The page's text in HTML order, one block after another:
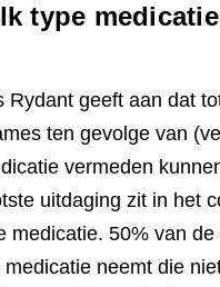
type
Rydant geeft aan dat
ten gevolge van
vermeden
uitdaging zit in het
medicatie. 50% van de
neemt die